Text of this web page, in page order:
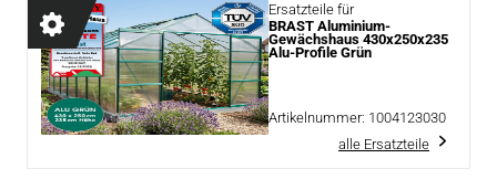
Ersatzteile für
BRAST Aluminium-
Gewächshaus 430x250x235
Alu-Profile Grün
Artikelnummer: 1004123030
alle Ersatzteile